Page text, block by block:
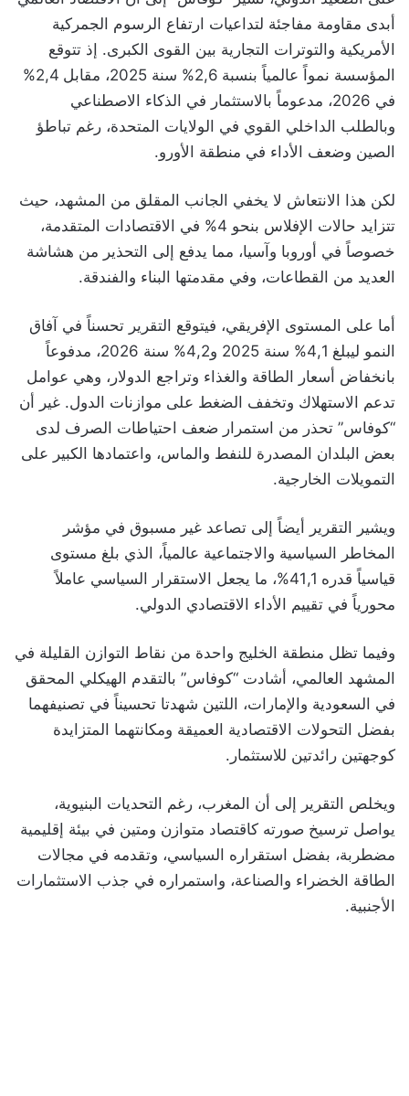
أبدى مقاومة مفاجئة لتداعيات ارتفاع الرسوم الجمركية
الأمريكية والتوترات التجارية بين القوى الكبرى. إذ تتوقع
المؤسسة نمواً عالمياً بنسبة 2,6% سنة 2025، مقابل 2,4%
في 2026، مدعوماً بالاستثمار في الذكاء الاصطناعي
وبالطلب الداخلي القوي في الولايات المتحدة، رغم تباطؤ
الصين وضعف الأداء في منطقة الأورو.
لكن هذا الانتعاش لا يخفي الجانب المقلق من المشهد، حيث
تتزايد حالات الإفلاس بنحو 4% في الاقتصادات المتقدمة،
خصوصاً في أوروبا وآسيا، مما يدفع إلى التحذير من هشاشة
العديد من القطاعات، وفي مقدمتها البناء والفندقة.
أما على المستوى الإفريقي، فيتوقع التقرير تحسناً في آفاق
النمو ليبلغ 4,1% سنة 2025 و4,2% سنة 2026، مدفوعاً
بانخفاض أسعار الطاقة والغذاء وتراجع الدولار، وهي عوامل
تدعم الاستهلاك وتخفف الضغط على موازنات الدول. غير أن
“كوفاس” تحذر من استمرار ضعف احتياطات الصرف لدى
بعض البلدان المصدرة للنفط والماس، واعتمادها الكبير على
التمويلات الخارجية.
ويشير التقرير أيضاً إلى تصاعد غير مسبوق في مؤشر
المخاطر السياسية والاجتماعية عالمياً، الذي بلغ مستوى
قياسياً قدره 41,1%، ما يجعل الاستقرار السياسي عاملاً
محورياً في تقييم الأداء الاقتصادي الدولي.
وفيما تظل منطقة الخليج واحدة من نقاط التوازن القليلة في
المشهد العالمي، أشادت “كوفاس” بالتقدم الهيكلي المحقق
في السعودية والإمارات، اللتين شهدتا تحسيناً في تصنيفهما
بفضل التحولات الاقتصادية العميقة ومكانتهما المتزايدة
كوجهتين رائدتين للاستثمار.
ويخلص التقرير إلى أن المغرب، رغم التحديات البنيوية،
يواصل ترسيخ صورته كاقتصاد متوازن ومتين في بيئة إقليمية
مضطربة، بفضل استقراره السياسي، وتقدمه في مجالات
الطاقة الخضراء والصناعة، واستمراره في جذب الاستثمارات
الأجنبية.